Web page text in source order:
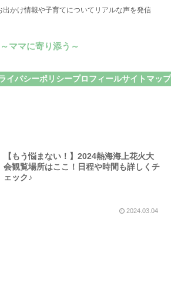
かけ情報や子育てについてリアルな声を発信
～ママに寄り添う～
イバシーポリシープロフィールサイトマップ
【もう悩まない！】2024熱海海上花火大
会観覧場所はここ！日程や時間も詳しくチ
ェック♪
2024.03.04